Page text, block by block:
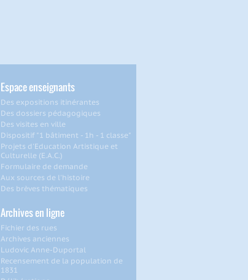
Espace enseignants
Des expositions itinérantes
Des dossiers pédagogiques
Des visites en ville
Dispositif "1 bâtiment - 1h - 1 classe"
Projets d'Education Artistique et
Culturelle (E.A.C.)
Formulaire de demande
Aux sources de l'histoire
Des brèves thématiques
Archives en ligne
Fichier des rues
Archives anciennes
Ludovic Anne-Duportal
Recensement de la population de
1831